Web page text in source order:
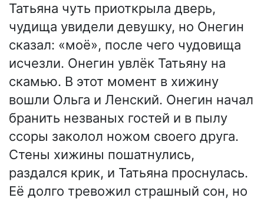
Татьяна чуть приоткрыла дверь,
чудища увидели девушку, но Онегин
сказал: «моё», после чего чудовища
исчезли. Онегин увлёк Татьяну на
скамью. В этот момент в хижину
вошли Ольга и Ленский. Онегин начал
бранить незваных гостей и в пылу
ссоры заколол ножом своего друга.
Стены хижины пошатнулись,
раздался крик, и Татьяна проснулась.
Её долго тревожил страшный сон, но